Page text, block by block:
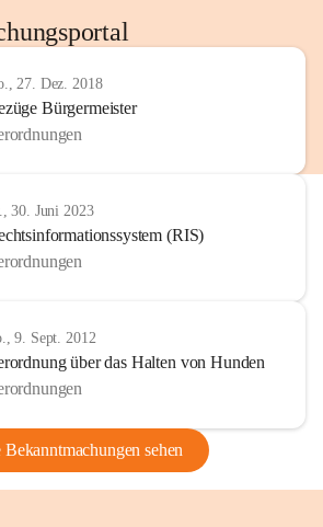
27. Dez. 2018
Bürgermeister
30. Juni 2023
(RIS)
9. Sept. 2012
über das Halten von Hunden
sehen